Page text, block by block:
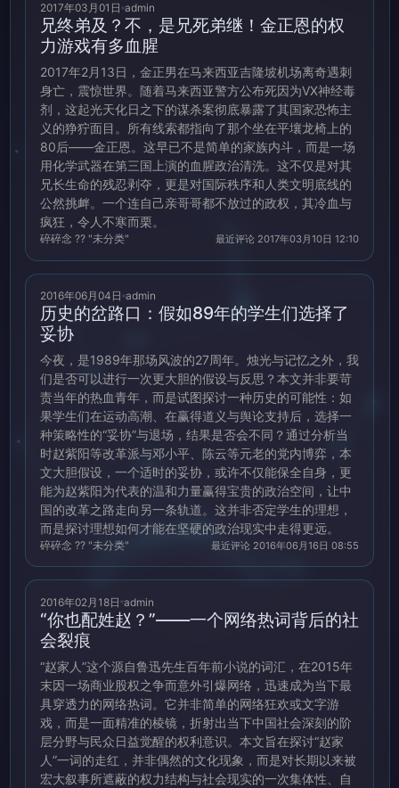
2017年03月01日 admin
兄终弟及？不，是兄死弟继！金正恩的权
力游戏有多血腥
2017年2月13日，金正男在马来西亚吉隆坡机场离奇遇刺
身亡，震惊世界。随着马来西亚警方公布死因为VX神经毒
剂，这起光天化日之下的谋杀案彻底暴露了其国家恐怖主
义的狰狞面目。所有线索都指向了那个坐在平壤龙椅上的
80后——金正恩。这早已不是简单的家族内斗，而是一场
用化学武器在第三国上演的血腥政治清洗。这不仅是对其
兄长生命的残忍剥夺，更是对国际秩序和人类文明底线的
公然挑衅。一个连自己亲哥哥都不放过的政权，其冷血与
疯狂，令人不寒而栗。
碎碎念 ?? "未分类" 最近评论 2017年03月10日 12:10
2016年06月04日 admin
历史的岔路口：假如89年的学生们选择了
妥协
今夜，是1989年那场风波的27周年。烛光与记忆之外，我
们是否可以进行一次更大胆的假设与反思？本文并非要苛
责当年的热血青年，而是试图探讨一种历史的可能性：如
果学生们在运动高潮、在赢得道义与舆论支持后，选择一
种策略性的“妥协”与退场，结果是否会不同？通过分析当
时赵紫阳等改革派与邓小平、陈云等元老的党内博弈，本
文大胆假设，一个适时的妥协，或许不仅能保全自身，更
能为赵紫阳为代表的温和力量赢得宝贵的政治空间，让中
国的改革之路走向另一条轨道。这并非否定学生的理想，
而是探讨理想如何才能在坚硬的政治现实中走得更远。
碎碎念 ?? "未分类" 最近评论 2016年06月16日 08:55
2016年02月18日 admin
“你也配姓赵？”——一个网络热词背后的社
会裂痕
“赵家人”这个源自鲁迅先生百年前小说的词汇，在2015年
末因一场商业股权之争而意外引爆网络，迅速成为当下最
具穿透力的网络热词。它并非简单的网络狂欢或文字游
戏，而是一面精准的棱镜，折射出当下中国社会深刻的阶
层分野与民众日益觉醒的权利意识。本文旨在探讨“赵家
人”一词的走红，并非偶然的文化现象，而是对长期以来被
宏大叙事所遮蔽的权力结构与社会现实的一次集体性、自